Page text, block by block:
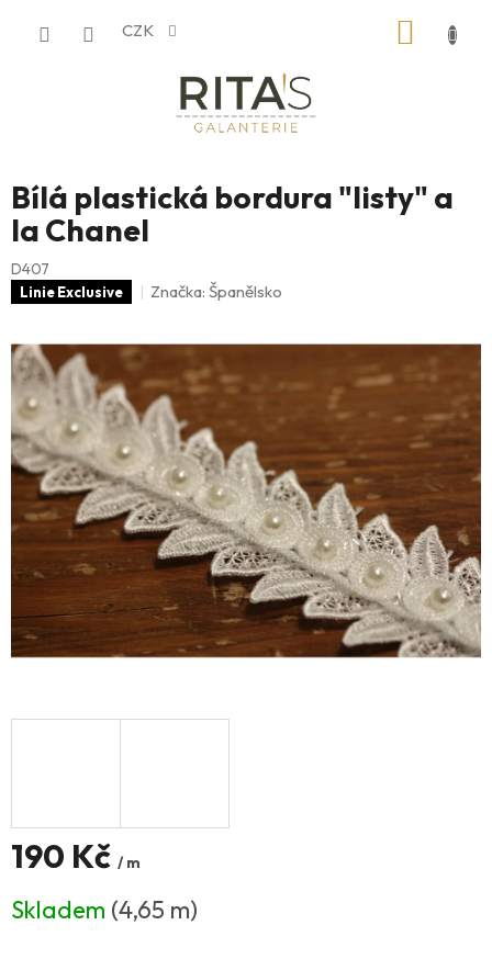
CZK
Bílá plastická bordura "listy" a
la Chanel
D407
Linie Exclusive Značka:Španělsko
190 Kč / m
cena:
Skladem (4,65 m)